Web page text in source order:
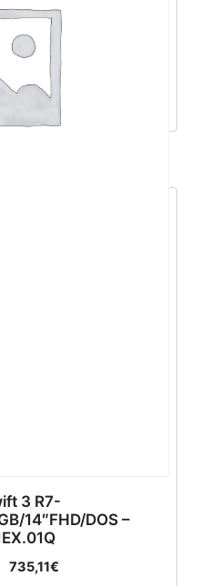
15,6″FHD/DOS –
651,54 €
3 R7-
14″FHD/DOS –
735,11€